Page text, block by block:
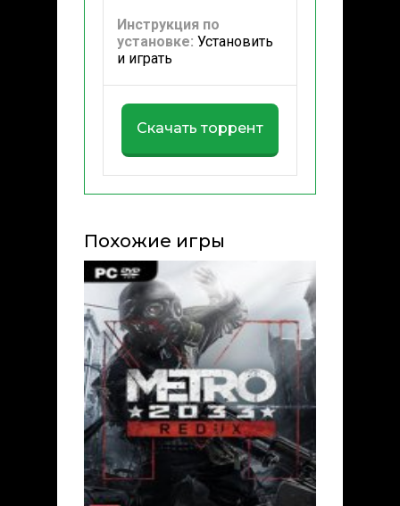
Инструкция по
установке: Установить
и играть
Скачать торрент
Похожие игры